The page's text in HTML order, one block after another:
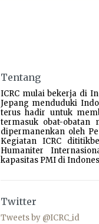
Tentang
ICRC mulai bekerja di
Jepang menduduki
terus hadir untuk
termasuk obat-obatan
dipermanenkan oleh
Kegiatan ICRC
Humaniter
kapasitas PMI di
Twitter
Tweets by @ICRC_id